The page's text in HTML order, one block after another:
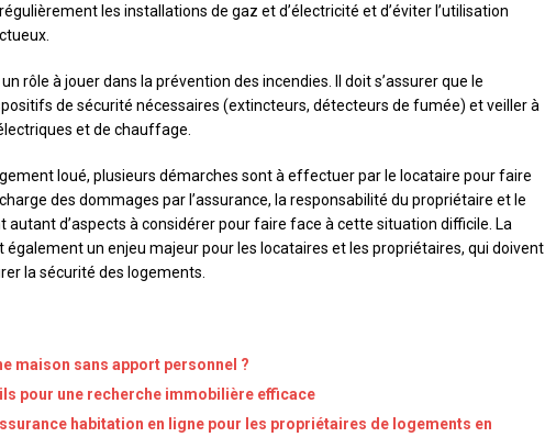
les installations de gaz et d’électricité et d’éviter l’utilisation
rôle à jouer dans la prévention des incendies. Il doit s’assurer que le
de sécurité nécessaires (extincteurs, détecteurs de fumée) et veiller à
et de chauffage.
loué, plusieurs démarches sont à effectuer par le locataire pour faire
des dommages par l’assurance, la responsabilité du propriétaire et le
d’aspects à considérer pour faire face à cette situation difficile. La
également un enjeu majeur pour les locataires et les propriétaires, qui doivent
la sécurité des logements.
maison sans apport personnel ?
pour une recherche immobilière efficace
habitation en ligne pour les propriétaires de logements en